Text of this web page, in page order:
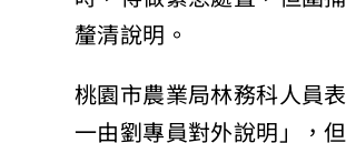
釐清說明。
桃園市農業局林務科人員